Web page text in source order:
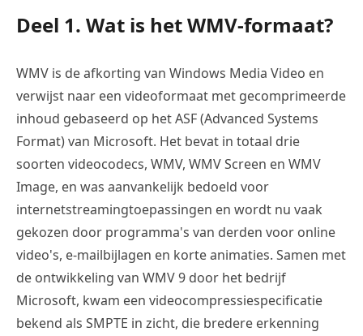
Deel 1. Wat is het WMV-formaat?
WMV is de afkorting van Windows Media Video en
verwijst naar een videoformaat met gecomprimeerde
inhoud gebaseerd op het ASF (Advanced Systems
Format) van Microsoft. Het bevat in totaal drie
soorten videocodecs, WMV, WMV Screen en WMV
Image, en was aanvankelijk bedoeld voor
internetstreamingtoepassingen en wordt nu vaak
gekozen door programma's van derden voor online
video's, e-mailbijlagen en korte animaties. Samen met
de ontwikkeling van WMV 9 door het bedrijf
Microsoft, kwam een videocompressiespecificatie
bekend als SMPTE in zicht, die bredere erkenning